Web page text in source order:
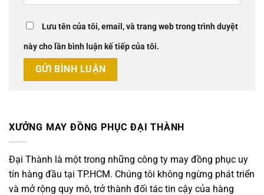
Lưu tên của tôi, email, và trang web trong trình duyệt
này cho lần bình luận kế tiếp của tôi.
XƯỞNG MAY ĐỒNG PHỤC ĐẠI THÀNH
Đại Thành là một trong những công ty may đồng phục uy
tín hàng đầu tại TP.HCM. Chúng tôi không ngừng phát triển
và mở rộng quy mô, trở thành đối tác tin cậy của hàng